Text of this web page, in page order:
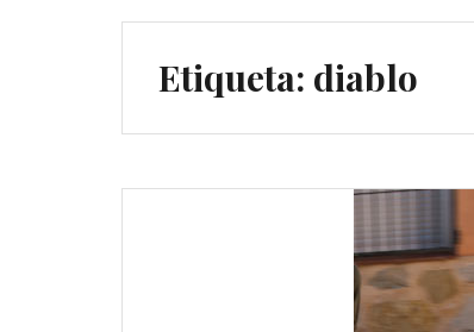
Etiqueta: diablo